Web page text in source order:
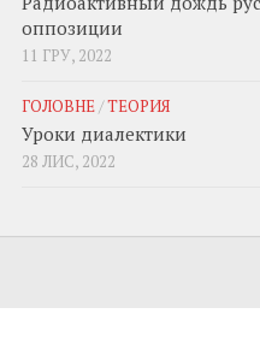
оппозиции
11 ГРУ, 2022
ГОЛОВНЕ/ТЕОРИЯ
Уроки диалектики
28 ЛИС, 2022